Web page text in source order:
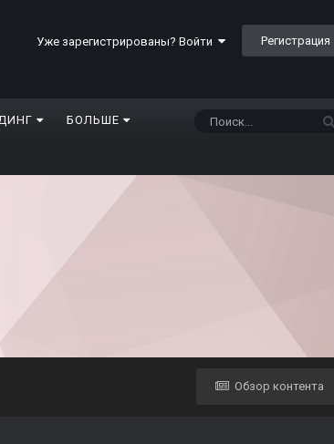
Уже зарегистрированы? Войти Регистрация
БОЛЬШЕ
Обзор контента